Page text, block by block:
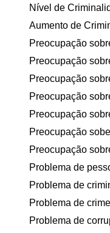
Nível de
Aumento de
Preocupação
Preocupação
Preocupação
Preocupação
Preocupação
Preocupação
Preocupação
Problema de
Problema de
Problema de
Problema de